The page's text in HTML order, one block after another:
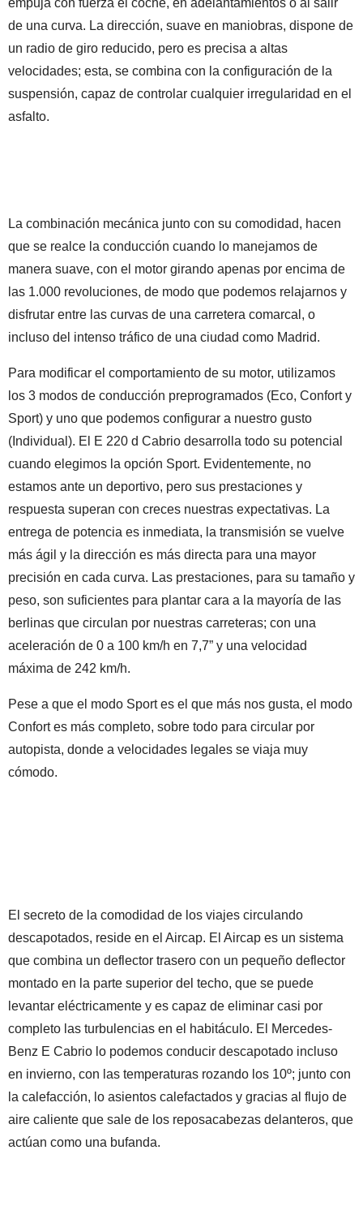
empuja con fuerza el coche, en adelantamientos o al salir
de una curva. La dirección, suave en maniobras, dispone de
un radio de giro reducido, pero es precisa a altas
velocidades; esta, se combina con la configuración de la
suspensión, capaz de controlar cualquier irregularidad en el
asfalto.
La combinación mecánica junto con su comodidad, hacen
que se realce la conducción cuando lo manejamos de
manera suave, con el motor girando apenas por encima de
las 1.000 revoluciones, de modo que podemos relajarnos y
disfrutar entre las curvas de una carretera comarcal, o
incluso del intenso tráfico de una ciudad como Madrid.
Para modificar el comportamiento de su motor, utilizamos
los 3 modos de conducción preprogramados (Eco, Confort y
Sport) y uno que podemos configurar a nuestro gusto
(Individual). El E 220 d Cabrio desarrolla todo su potencial
cuando elegimos la opción Sport. Evidentemente, no
estamos ante un deportivo, pero sus prestaciones y
respuesta superan con creces nuestras expectativas. La
entrega de potencia es inmediata, la transmisión se vuelve
más ágil y la dirección es más directa para una mayor
precisión en cada curva. Las prestaciones, para su tamaño y
peso, son suficientes para plantar cara a la mayoría de las
berlinas que circulan por nuestras carreteras; con una
aceleración de 0 a 100 km/h en 7,7” y una velocidad
máxima de 242 km/h.
Pese a que el modo Sport es el que más nos gusta, el modo
Confort es más completo, sobre todo para circular por
autopista, donde a velocidades legales se viaja muy
cómodo.
El secreto de la comodidad de los viajes circulando
descapotados, reside en el Aircap. El Aircap es un sistema
que combina un deflector trasero con un pequeño deflector
montado en la parte superior del techo, que se puede
levantar eléctricamente y es capaz de eliminar casi por
completo las turbulencias en el habitáculo. El Mercedes-
Benz E Cabrio lo podemos conducir descapotado incluso
en invierno, con las temperaturas rozando los 10º; junto con
la calefacción, lo asientos calefactados y gracias al flujo de
aire caliente que sale de los reposacabezas delanteros, que
actúan como una bufanda.